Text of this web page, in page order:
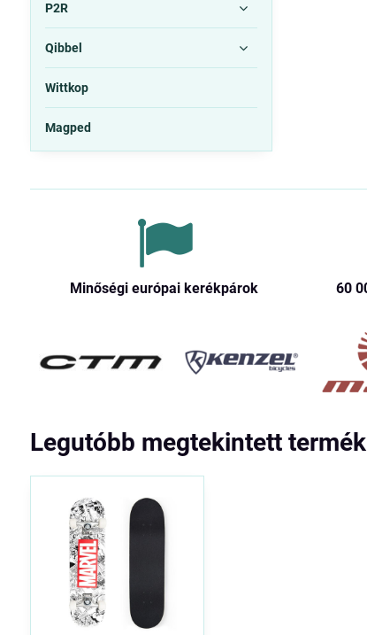
P2R
Qibbel
Wittkop
Magped
Minőségi európai kerékpárok 60
Legutóbb megtekintett